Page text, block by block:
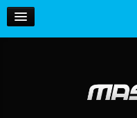
La Vida Loca (feat. BS)